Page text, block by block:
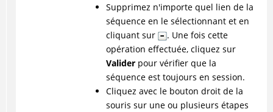
Supprimez n'importe quel lien de la
séquence en le sélectionnant et en
cliquant sur
. Une fois cette
opération effectuée, cliquez sur
Validerpour vérifier que la
séquence est toujours en session.
Cliquez avec le bouton droit de la
souris sur une ou plusieurs étapes